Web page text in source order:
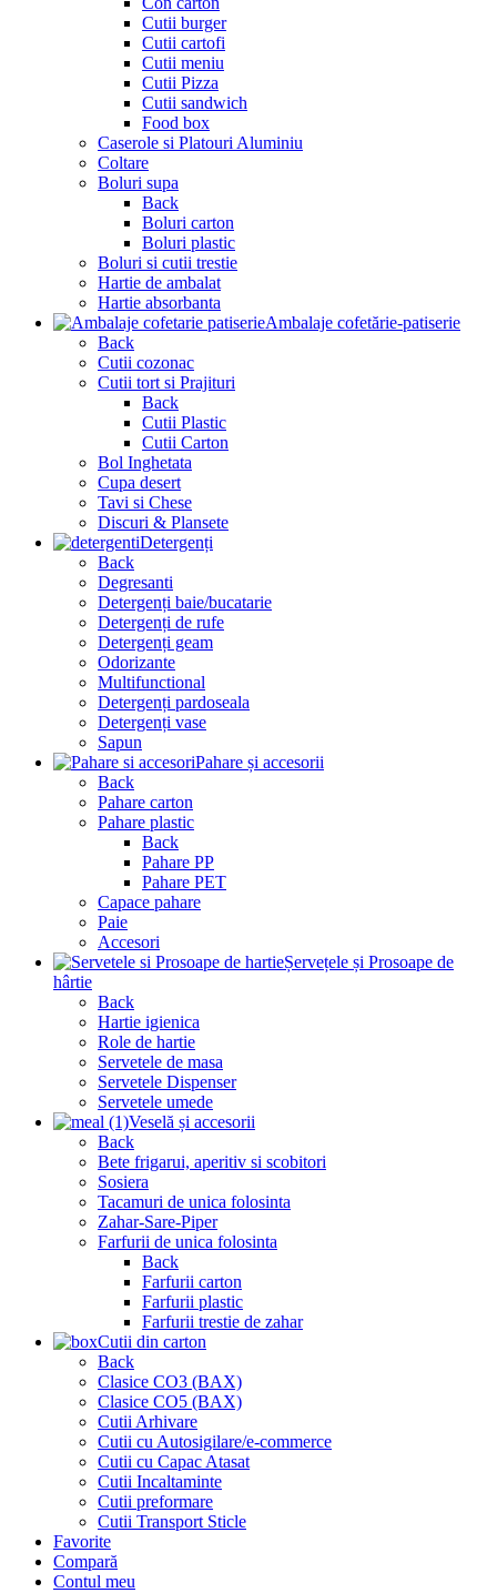
Cutii burger
Cutii cartofi
Cutii meniu
Cutii Pizza
Cutii sandwich
Food box
Caserole si Platouri Aluminiu
Coltare
Boluri supa
Back
Boluri carton
Boluri plastic
Boluri si cutii trestie
Hartie de ambalat
Hartie absorbanta
Ambalaje cofetărie-patiserie
Back
Cutii cozonac
Cutii tort si Prajituri
Back
Cutii Plastic
Cutii Carton
Bol Inghetata
Cupa desert
Tavi si Chese
Discuri & Plansete
Detergenți
Back
Degresanti
Detergenți baie/bucatarie
Detergenți de rufe
Detergenți geam
Odorizante
Multifunctional
Detergenți pardoseala
Detergenți vase
Sapun
Pahare și accesorii
Back
Pahare carton
Pahare plastic
Back
Pahare PP
Pahare PET
Capace pahare
Paie
Accesori
Șervețele și Prosoape de
hârtie
Back
Hartie igienica
Role de hartie
Servetele de masa
Servetele Dispenser
Servetele umede
Veselă și accesorii
Back
Bete frigarui, aperitiv si scobitori
Sosiera
Tacamuri de unica folosinta
Zahar-Sare-Piper
Farfurii de unica folosinta
Back
Farfurii carton
Farfurii plastic
Farfurii trestie de zahar
Cutii din carton
Back
Clasice CO3 (BAX)
Clasice CO5 (BAX)
Cutii Arhivare
Cutii cu Autosigilare/e-commerce
Cutii cu Capac Atasat
Cutii Incaltaminte
Cutii preformare
Cutii Transport Sticle
Favorite
Compară
Contul meu